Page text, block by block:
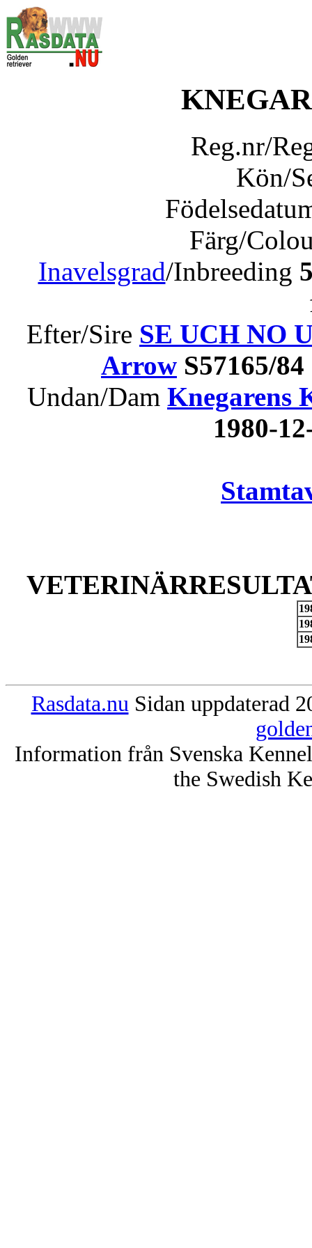
Reg.nr/
Kön/
Färg/
Inavelsgrad/Inbreeding
Efter/Sire SE UCH NO
Arrow S57165/
Undan/Dam Knegarens
1980-
Rasdata.nu Sidan uppdaterad
Information från Svenska
the Swedish